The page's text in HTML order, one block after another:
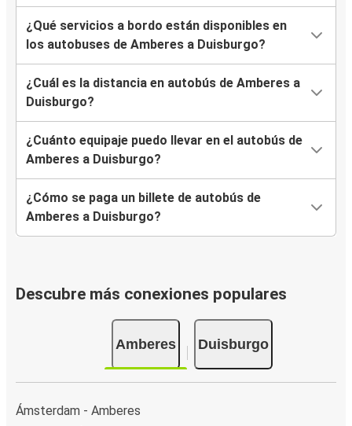
¿Qué servicios a bordo están disponibles en
los autobuses de Amberes a Duisburgo?
¿Cuál es la distancia en autobús de Amberes a
Duisburgo?
¿Cuánto equipaje puedo llevar en el autobús de
Amberes a Duisburgo?
¿Cómo se paga un billete de autobús de
Amberes a Duisburgo?
Descubre más conexiones populares
Amberes Duisburgo
Ámsterdam - Amberes